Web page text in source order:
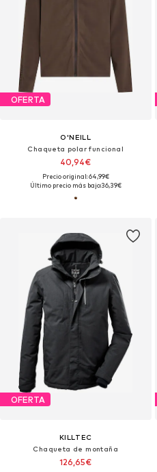
OFERTA
O'NEILL
Chaqueta polar funcional
40,94€
Precio original: 64,99€
Último precio más bajo:36,39€
OFERTA
KILLTEC
Chaqueta de montaña
126,65€